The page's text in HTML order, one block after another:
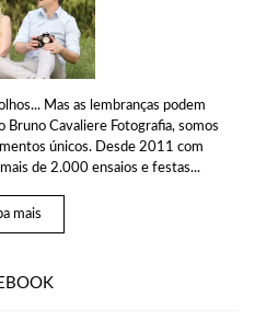
Mas as lembranças podem
Cavaliere Fotografia, somos
únicos. Desde 2011 com
de 2.000 ensaios e festas...
mais